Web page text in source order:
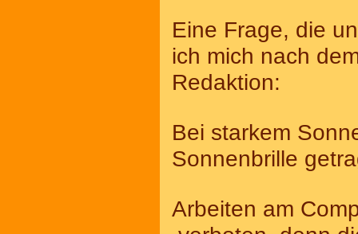
Eine Frage, die
ich mich nach
Redaktion:
Bei starkem
Sonnenbrille
Arbeiten am